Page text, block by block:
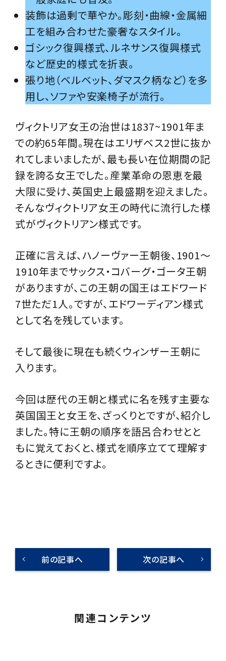
装飾は過剰で華やか。彫刻・曲線・金属細
工を組み合わせた豪奢なスタイル。
ゴシック復興様式、ルネサンス復興様式
など歴史的様式を折衷。
張り地（ベルベット、ダマスク柄など）を多
用し、ソファや安楽椅子が流行。
ヴィクトリア女王の治世は1837~1901年ま
での約65年間。現在はエリザベス2世に抜か
れてしまいましたが、最も長い在位期間の記
録を誇る女王でした。産業革命の恩恵を最
大限に受け、英国史上最盛期を迎えました。
そんなヴィクトリア女王の時代に流行した様
式がヴィクトリアン様式です。
正確に言えば、ハノーヴァー王朝後、1901～
1910年までサックス・コバーグ・ゴータ王朝
がありますが、この王朝の国王はエドワード
7世ただ1人。ですが、エドワーディアン様式
として名を残しています。
そして最後に現在も続くウィンザー王朝に
入ります。
今回は歴代の王朝と様式に名を残す主要な
英国国王と女王を、ざっくりとですが、紹介し
ました。特に王朝の順序を語呂合わせとと
もに覚えておくと、様式を順序立てて理解す
るときに便利ですよ。
前の記事へ 次の記事へ
関連コンテンツ